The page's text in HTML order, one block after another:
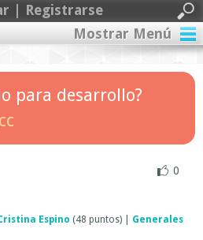
| Registrarse
Mostrar Menú
para desarrollo?
0
Espino (48 puntos)
Generales